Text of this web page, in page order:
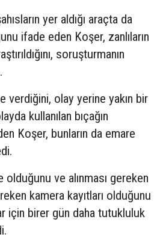
yer aldığı araçta da
ifade eden Koşer, zanlıların
soruşturmanın
verdiğini, olay yerine yakın bir
kullanılan bıçağın
Koşer, bunların da emare
olduğunu ve alınması gereken
kamera kayıtları olduğunu
için birer gün daha tutukluluk